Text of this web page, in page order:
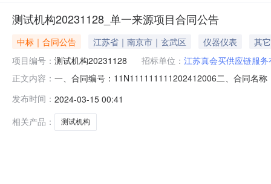
测试机构20231128_单一来源项目合同公告
中标｜合同公告 江苏省｜南京市｜玄武区 仪器仪表
其它
项目编号： 测试机构20231128 招标单位： 江苏真会买供应链服
正文内容： 一、合同编号：11N111111111202412006二、合同名
式：13875845941六、合同主体信息1.主要标的信息：
发布时间： 2024-03-15 00:41
相关产品：
测试机构